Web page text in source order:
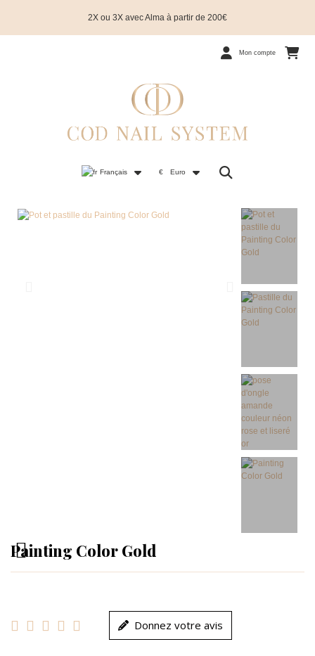
2X ou 3X avec Alma à partir de 200€
Mon compte
Français € Euro
Painting Color Gold
     Donnez votre avis